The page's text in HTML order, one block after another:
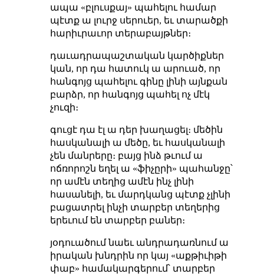
ապա «բլուսքայ» պահելու համար
պէտք ա լուրջ սերուեր, եւ տարածքի
հարիւրաւոր տերաբայթներ։
դաւադրապաշտական կարծիքներ
կան, որ դա հատուկ ա արուած, որ
հանգոյց պահելու գինը լինի այնքան
բարձր, որ հանգոյց պահել ոչ մէկ
չուզի։
գուցէ դա էլ ա դեր խաղացել։ մեծին
հասկանալի ա մեծը, եւ հասկանալի
չեն մանրերը։ բայց ինձ թւում ա
ոճռորոշն եղել ա «ֆիչըրի» պահանջը՝
որ ամէն տեղից ամէն ինչ լինի
հասանելի, եւ մարդկանց պէտք չլինի
բացատրել ինչի տարբեր տեղերից
երեւում են տարբեր բաներ։
յօդուածում նաեւ անդրադառնում ա
իրական խնդրին որ կայ «աքթիւիթի
փաբ» համակարգերում՝ տարբեր